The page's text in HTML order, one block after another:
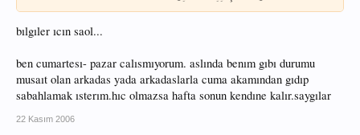
bılgıler ıcın saol...
ben cumartesı- pazar calısmıyorum. aslında benım gıbı durumu
musaıt olan arkadas yada arkadaslarla cuma akamından gıdıp
sabahlamak ısterım.hıc olmazsa hafta sonun kendıne kalır.saygılar
22 Kasım 2006